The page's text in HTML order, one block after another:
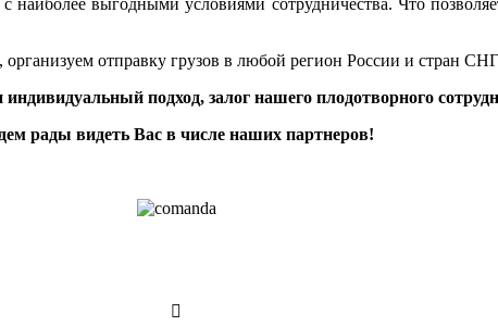
наиболее выгодными условиями сотрудничества. Что
отправку грузов в любой регион России и стран
подход, залог нашего плодотворного
рады видеть Вас в числе наших партнеров!
